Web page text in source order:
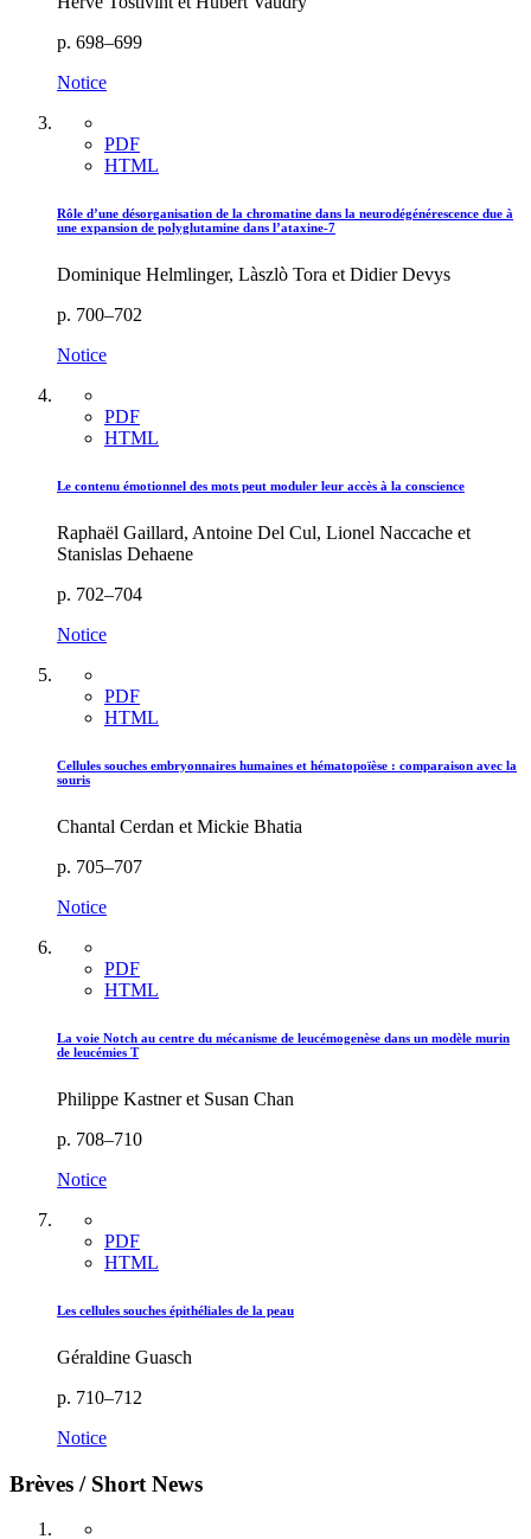
p. 698–699
Notice
PDF
HTML
Rôle d’une désorganisation de la chromatine dans la neurodégénérescence due à
une expansion de polyglutamine dans l’ataxine-7
Dominique Helmlinger, Làszlò Tora et Didier Devys
p. 700–702
Notice
PDF
HTML
Le contenu émotionnel des mots peut moduler leur accès à la conscience
Raphaël Gaillard, Antoine Del Cul, Lionel Naccache et
Stanislas Dehaene
p. 702–704
Notice
PDF
HTML
Cellules souches embryonnaires humaines et hématopoïèse : comparaison avec la
souris
Chantal Cerdan et Mickie Bhatia
p. 705–707
Notice
PDF
HTML
La voie Notch au centre du mécanisme de leucémogenèse dans un modèle murin
de leucémies T
Philippe Kastner et Susan Chan
p. 708–710
Notice
PDF
HTML
Les cellules souches épithéliales de la peau
Géraldine Guasch
p. 710–712
Notice
Brèves / Short News